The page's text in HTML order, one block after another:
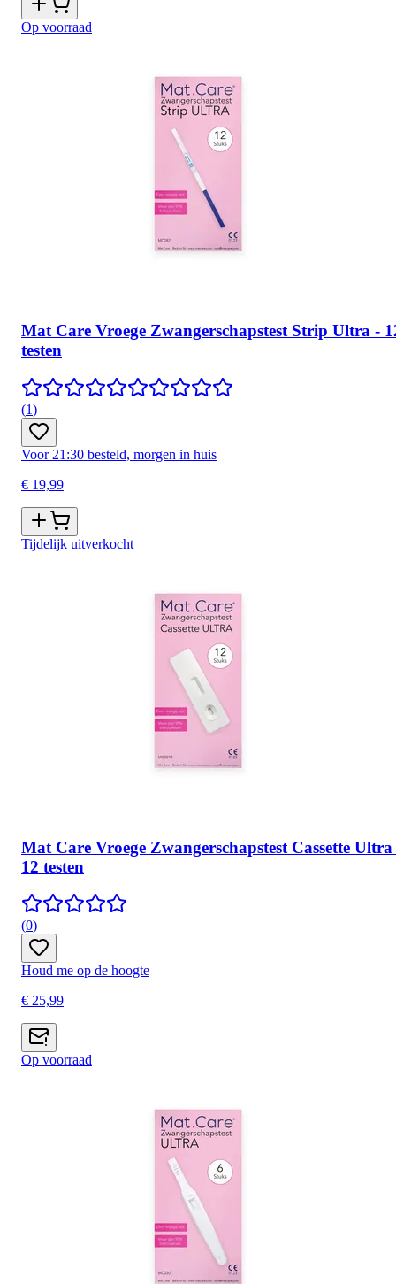
Op voorraad
Mat Care Vroege Zwangerschapstest Strip Ultra -
testen
(1)
Voor 21:30 besteld, morgen in huis
€ 19,99
Tijdelijk uitverkocht
Mat Care Vroege Zwangerschapstest Cassette Ultra
12 testen
(0)
Houd me op de hoogte
€ 25,99
Op voorraad